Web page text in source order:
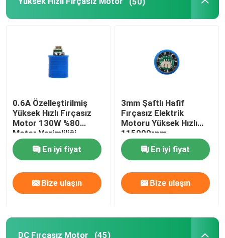
0.6A Özelleştirilmiş
Yüksek Hızlı Fırçasız
Motor 130W %80
Motor Verimliliği
En iyi fiyat
Bize ulaşın
3mm Şaftlı Hafif
Fırçasız Elektrik
Motoru Yüksek Hızlı
115000rpm
En iyi fiyat
Bize ulaşın
DC Fırçasız Motor (45)